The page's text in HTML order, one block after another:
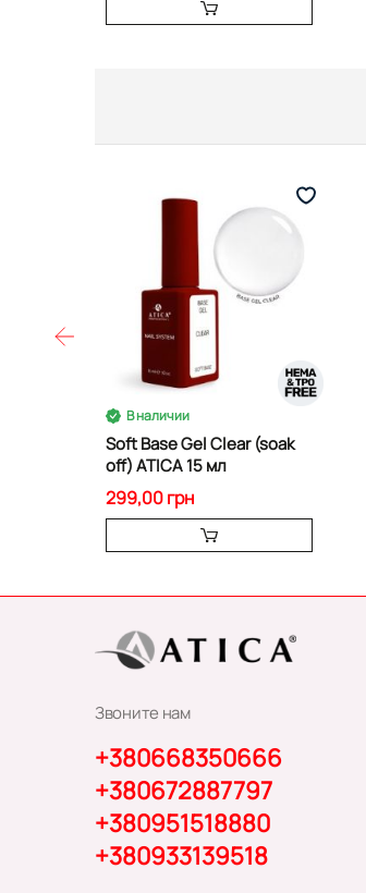
В наличии
Soft Base Gel Clear (soak
off) ATICA 15 мл
299,00 грн
Звоните нам
+380668350666
+380672887797
+380951518880
+380933139518